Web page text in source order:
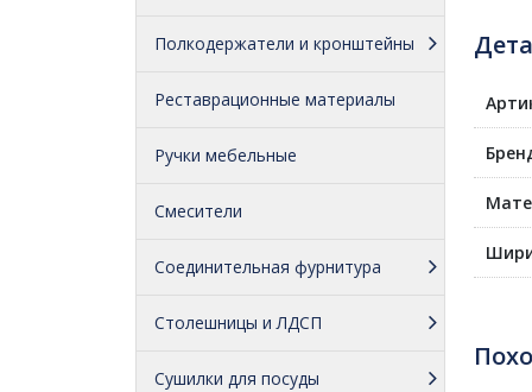
Полкодержатели и кронштейны
Реставрационные материалы
Ручки мебельные
Смесители
Соединительная фурнитура
Столешницы и ЛДСП
Сушилки для посуды